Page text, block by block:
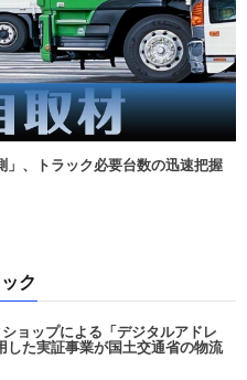
」、トラック必要台数の迅速把握
ク
ョップによる「デジタルアドレ
た実証事業が国土交通省の物流